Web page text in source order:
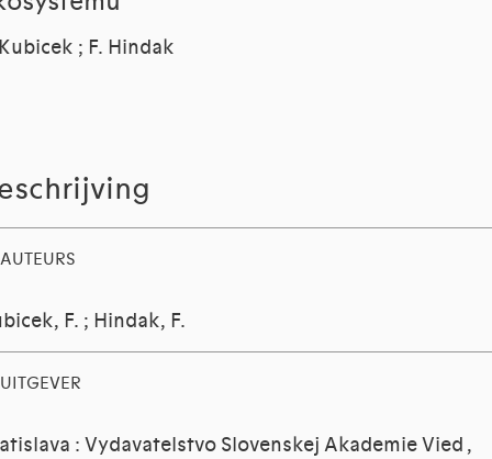
; F. Hindak
AUTEURS
F. ; Hindak, F.
UITGEVER
: Vydavatelstvo Slovenskej Akademie Vied ,